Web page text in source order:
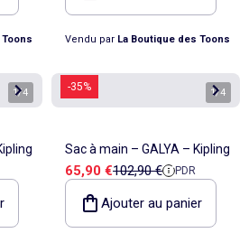
Vendu par La Boutique des Toons
1/4 -35% 1/4
Sac à main – GALYA – Kipling
Prix de vente
65,90 €Prix de référence
102,90 € PDR
Ajouter au panier